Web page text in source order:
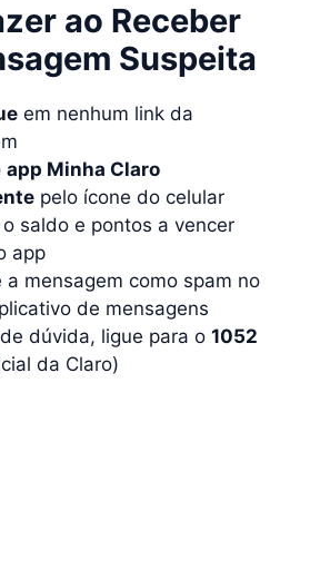
ao Receber
Suspeita
em nenhum link da
app Minha Claro
pelo ícone do celular
saldo e pontos a vencer
app
a mensagem como spam no
de mensagens
dúvida, ligue para o 1052
da Claro)